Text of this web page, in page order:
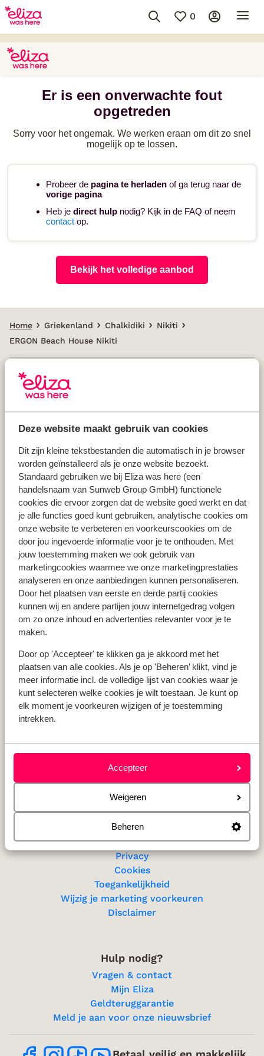
Deze website maakt gebruik van cookies
Dit zijn kleine tekstbestanden die automatisch in je browser
worden geïnstalleerd als je onze website bezoekt.
Standaard gebruiken we bij Eliza was here (een
handelsnaam van Sunweb Group GmbH) functionele
cookies die ervoor zorgen dat de website goed werkt en dat
je alle functies goed kunt gebruiken, analytische cookies om
onze website te verbeteren en voorkeurscookies om de
door jou ingevoerde informatie voor je te onthouden. Met
jouw toestemming maken we ook gebruik van
marketingcookies waarmee we onze marketingprestaties
analyseren en onze aanbiedingen kunnen personaliseren.
Door het plaatsen van eerste en derde partij cookies
kunnen wij en andere partijen jouw internetgedrag volgen
om zo onze inhoud en advertenties relevanter voor je te
maken.
Door op 'Accepteer' te klikken ga je akkoord met het
plaatsen van alle cookies. Als je op 'Beheren’ klikt, vind je
meer informatie incl. de volledige lijst van cookies waar je
kunt selecteren welke cookies je wilt toestaan. Je kunt op
elk moment je voorkeuren wijzigen of je toestemming
intrekken.
Accepteer
Weigeren
Beheren
0
Er is een onverwachte fout
opgetreden
Sorry voor het ongemak. We werken eraan om dit zo snel
mogelijk op te lossen.
Probeer de pagina te herladen of ga terug naar de
vorige pagina
Heb je direct hulp nodig? Kijk in de FAQ of neem
contact op.
Bekijk het volledige aanbod
Home Griekenland Chalkidiki
Nikiti
ERGON Beach House Nikiti
Vakantie Griekenland
Vakantie Spanje
Vakantie Italië
Vakantie Portugal
Populaire regio's
Vakantie Kreta
Vakantie Zakynthos
Vakantie Andalusië
Vakantie Algarve
Type vakantie
Zomervakantie
Herfstvakantie
Verantwoord op vakantie
Vacatures
Sitemap
Privacy & cookies
Privacy
Cookies
Toegankelijkheid
Wijzig je marketing voorkeuren
Disclaimer
Hulp nodig?
Vragen & contact
Mijn Eliza
Geldteruggarantie
Meld je aan voor onze nieuwsbrief